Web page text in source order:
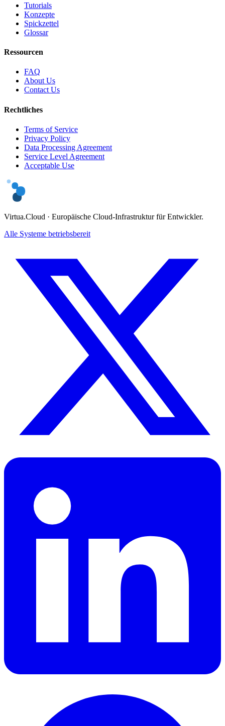
Tutorials
Konzepte
Spickzettel
Glossar
Ressourcen
FAQ
About Us
Contact Us
Rechtliches
Terms of Service
Privacy Policy
Data Processing Agreement
Service Level Agreement
Acceptable Use
Virtua.Cloud · Europäische Cloud-Infrastruktur für Entwickler.
Alle Systeme betriebsbereit